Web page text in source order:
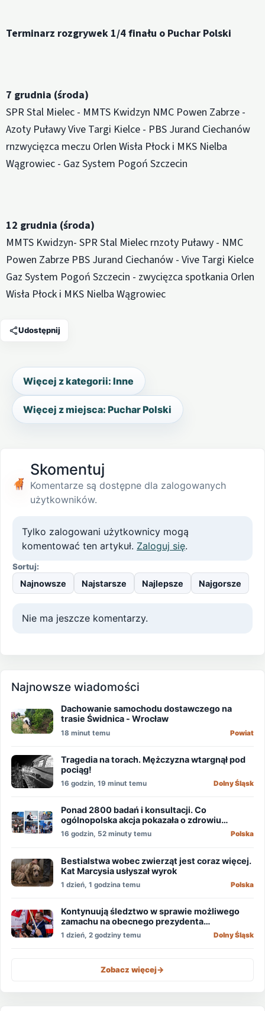
Terminarz rozgrywek 1/4 finału o Puchar Polski
7 grudnia (środa)
SPR Stal Mielec - MMTS Kwidzyn NMC Powen Zabrze -
Azoty Puławy Vive Targi Kielce - PBS Jurand Ciechanów
rnzwycięzca meczu Orlen Wisła Płock i MKS Nielba
Wągrowiec - Gaz System Pogoń Szczecin
12 grudnia (środa)
MMTS Kwidzyn- SPR Stal Mielec rnzoty Puławy - NMC
Powen Zabrze PBS Jurand Ciechanów - Vive Targi Kielce
Gaz System Pogoń Szczecin - zwycięzca spotkania Orlen
Wisła Płock i MKS Nielba Wągrowiec
Udostępnij
Więcej z kategorii: Inne
Więcej z miejsca: Puchar Polski
Skomentuj
Komentarze są dostępne dla zalogowanych
użytkowników.
Tylko zalogowani użytkownicy mogą
komentować ten artykuł. Zaloguj się.
Sortuj:
Najnowsze Najstarsze Najlepsze Najgorsze
Nie ma jeszcze komentarzy.
Najnowsze wiadomości
Dachowanie samochodu dostawczego na
trasie Świdnica - Wrocław
18 minut temu Powiat
Tragedia na torach. Mężczyzna wtargnął pod
pociąg!
16 godzin, 19 minut temu Dolny Śląsk
Ponad 2800 badań i konsultacji. Co
ogólnopolska akcja pokazała o zdrowiu
mężczyzn?
16 godzin, 52 minuty temu Polska
Bestialstwa wobec zwierząt jest coraz więcej.
Kat Marcysia usłyszał wyrok
1 dzień, 1 godzina temu Polska
Kontynuują śledztwo w sprawie możliwego
zamachu na obecnego prezydenta
Nawrockiego
1 dzień, 2 godziny temu Dolny Śląsk
Zobacz więcej->